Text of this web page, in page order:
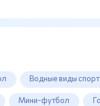
Водные виды
Мини-футбол